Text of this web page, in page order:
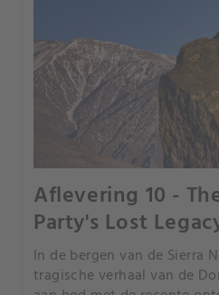
Aflevering 10 -
Party's Lost
In de bergen van de Sierra
tragische verhaal van de